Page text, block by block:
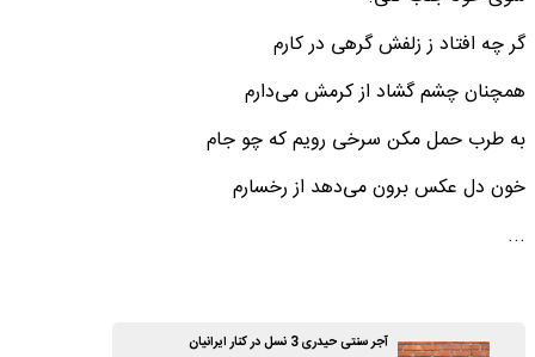
گر چه افتاد ز زلفش گرهی در کارم
همچنان چشم گشاد از کرمش می‌دارم
به طرب حمل مکن سرخی رویم که چو جام
خون دل عکس برون می‌دهد از رخسارم
...
آجر سنتی حیدری 3 نسل در کنار ایرانیان